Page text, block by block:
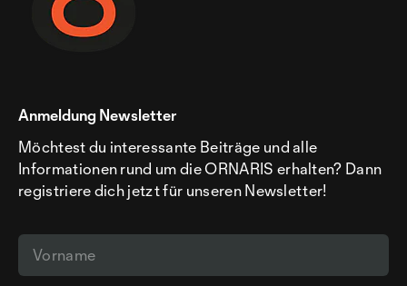
Anmeldung Newsletter
Möchtest du interessante Beiträge und alle
Informationen rund um die ORNARIS erhalten? Dann
registriere dich jetzt für unseren Newsletter!